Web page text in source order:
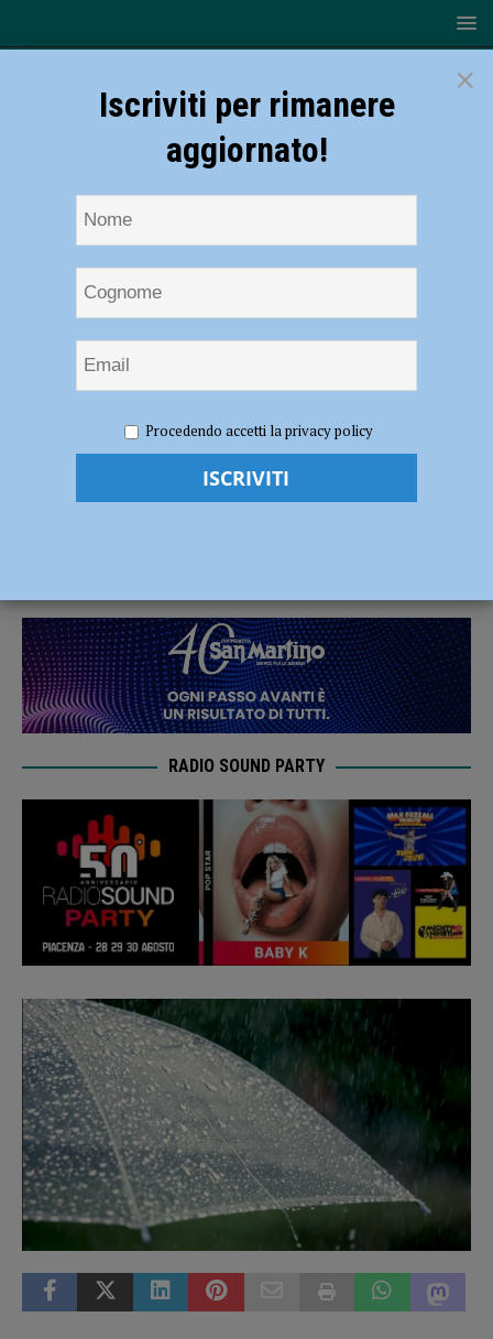
anche nel Piacentino, allerta gialla per la giornata di lunedì
In arrivo temporali anche nel Piacentino,
RADIO SOUND PARTY
×
Iscriviti per rimanere
aggiornato!
Procedendo accetti la privacy policy